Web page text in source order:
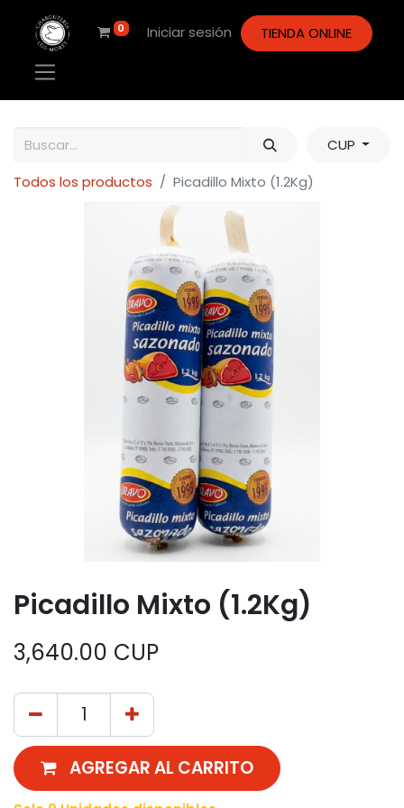
0 Iniciar sesión TIENDA ONLINE
CUP
Todos los productos
Picadillo Mixto (1.2Kg)
Picadillo Mixto (1.2Kg)
3,640.00 CUP
AGREGAR AL CARRITO